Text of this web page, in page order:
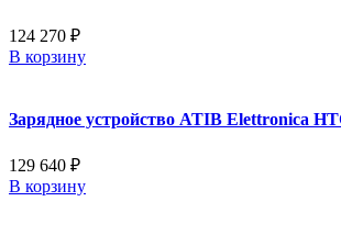
124 270 ₽
В корзину
Зарядное устройство ATIB Elettronica
129 640 ₽
В корзину